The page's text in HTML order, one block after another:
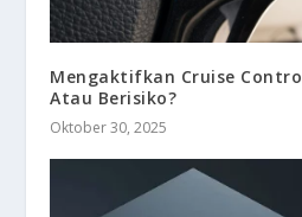
Mengaktifkan Cruise
Atau Berisiko?
Oktober 30, 2025